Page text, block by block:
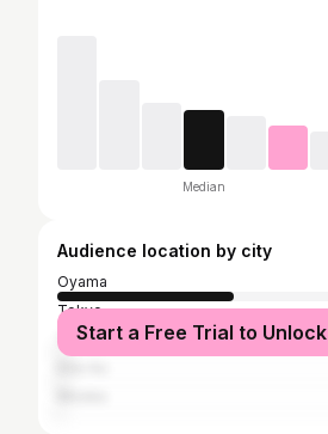
Median
Audience location by city
Oyama
Tokyo
YukiStart a Free Trial to Unlock